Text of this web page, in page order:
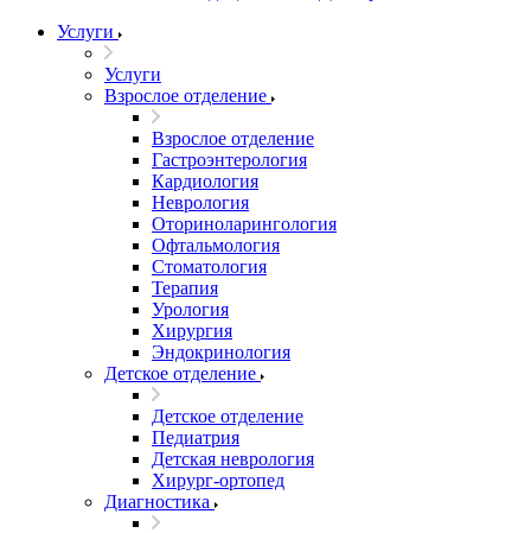
Услуги
Услуги
Взрослое отделение
Взрослое отделение
Гастроэнтерология
Кардиология
Неврология
Оториноларингология
Офтальмология
Стоматология
Терапия
Урология
Хирургия
Эндокринология
Детское отделение
Детское отделение
Педиатрия
Детская неврология
Хирург-ортопед
Диагностика